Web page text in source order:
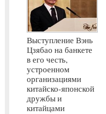
Выступление Вэнь
Цзябао на банкете
в его честь,
устроенном
организациями
китайско-японской
дружбы и
китайцами